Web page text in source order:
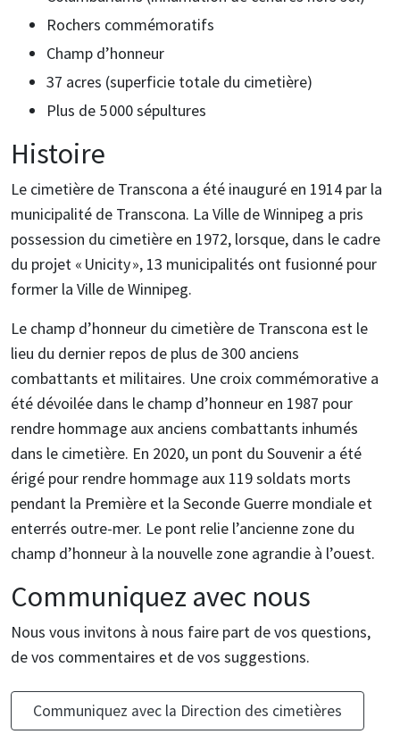
Rochers commémoratifs
Champ d’honneur
37 acres (superficie totale du cimetière)
Plus de 5 000 sépultures
Histoire
Le cimetière de Transcona a été inauguré en 1914 par la
municipalité de Transcona. La Ville de Winnipeg a pris
possession du cimetière en 1972, lorsque, dans le cadre
du projet « Unicity », 13 municipalités ont fusionné pour
former la Ville de Winnipeg.
Le champ d’honneur du cimetière de Transcona est le
lieu du dernier repos de plus de 300 anciens
combattants et militaires. Une croix commémorative a
été dévoilée dans le champ d’honneur en 1987 pour
rendre hommage aux anciens combattants inhumés
dans le cimetière. En 2020, un pont du Souvenir a été
érigé pour rendre hommage aux 119 soldats morts
pendant la Première et la Seconde Guerre mondiale et
enterrés outre-mer. Le pont relie l’ancienne zone du
champ d’honneur à la nouvelle zone agrandie à l’ouest.
Communiquez avec nous
Nous vous invitons à nous faire part de vos questions,
de vos commentaires et de vos suggestions.
Communiquez avec la Direction des cimetières